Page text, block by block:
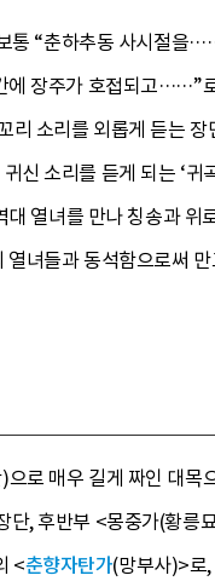
통 “춘하추동 사시절
장주가 호접되고
소리를 외롭게 듣는
신 소리를 듣게 되는 ‘
열녀를 만나 칭송과
녀들과 동석함으로써
으로 매우 길게 짜인 대목
, 후반부 <몽중가(황
<춘향자탄가(망부사)>로